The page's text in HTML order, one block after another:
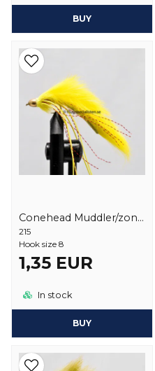
BUY
Conehead Muddler/zonker Yellow
215
Hook size 8
1,35 EUR
In stock
BUY